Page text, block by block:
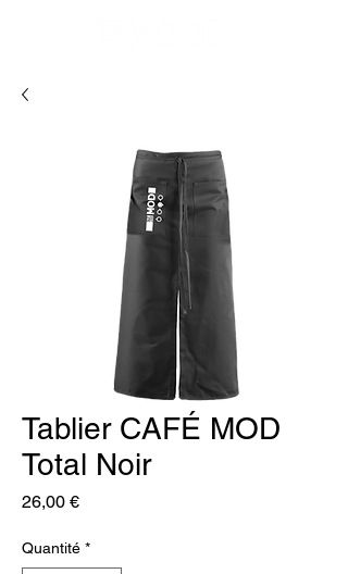
Tablier CAFÉ MOD
Total Noir
26,00 €Prix
Quantité *